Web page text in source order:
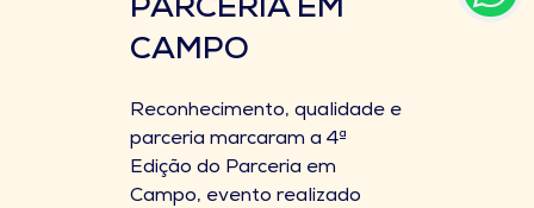
PARCERIA EM
CAMPO
Reconhecimento, qualidade e
parceria marcaram a 4ª
Edição do Parceria em
Campo, evento realizado